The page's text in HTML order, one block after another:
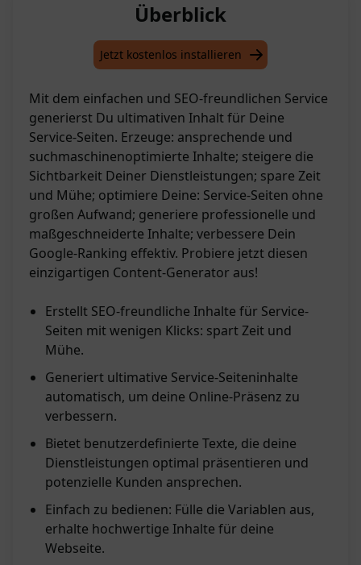
Überblick
Jetzt kostenlos installieren
Mit dem einfachen und SEO-freundlichen Service
generierst Du ultimativen Inhalt für Deine
Service-Seiten. Erzeuge: ansprechende und
suchmaschinenoptimierte Inhalte; steigere die
Sichtbarkeit Deiner Dienstleistungen; spare Zeit
und Mühe; optimiere Deine: Service-Seiten ohne
großen Aufwand; generiere professionelle und
maßgeschneiderte Inhalte; verbessere Dein
Google-Ranking effektiv. Probiere jetzt diesen
einzigartigen Content-Generator aus!
Erstellt SEO-freundliche Inhalte für Service-
Seiten mit wenigen Klicks: spart Zeit und
Mühe.
Generiert ultimative Service-Seiteninhalte
automatisch, um deine Online-Präsenz zu
verbessern.
Bietet benutzerdefinierte Texte, die deine
Dienstleistungen optimal präsentieren und
potenzielle Kunden ansprechen.
Einfach zu bedienen: Fülle die Variablen aus,
erhalte hochwertige Inhalte für deine
Webseite.